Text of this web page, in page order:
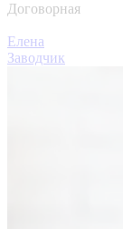
Договорная
Елена
Заводчик